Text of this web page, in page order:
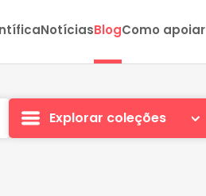
NotíciasBlogComo apoiar
Explorar coleções